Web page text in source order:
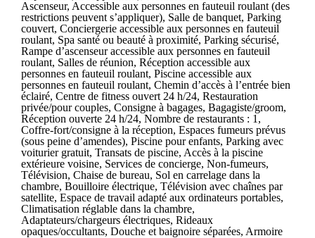
Ascenseur, Accessible aux personnes en fauteuil roulant (des
restrictions peuvent s’appliquer), Salle de banquet, Parking
couvert, Conciergerie accessible aux personnes en fauteuil
roulant, Spa santé ou beauté à proximité, Parking sécurisé,
Rampe d’ascenseur accessible aux personnes en fauteuil
roulant, Salles de réunion, Réception accessible aux
personnes en fauteuil roulant, Piscine accessible aux
personnes en fauteuil roulant, Chemin d’accès à l’entrée bien
éclairé, Centre de fitness ouvert 24 h/24, Restauration
privée/pour couples, Consigne à bagages, Bagagiste/groom,
Réception ouverte 24 h/24, Nombre de restaurants : 1,
Coffre-fort/consigne à la réception, Espaces fumeurs prévus
(sous peine d’amendes), Piscine pour enfants, Parking avec
voiturier gratuit, Transats de piscine, Accès à la piscine
extérieure voisine, Services de concierge, Non-fumeurs,
Télévision, Chaise de bureau, Sol en carrelage dans la
chambre, Bouilloire électrique, Télévision avec chaînes par
satellite, Espace de travail adapté aux ordinateurs portables,
Climatisation réglable dans la chambre,
Adaptateurs/chargeurs électriques, Rideaux
opaques/occultants, Douche et baignoire séparées, Armoire